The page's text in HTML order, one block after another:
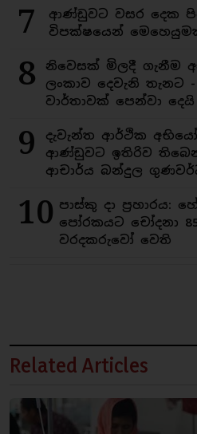
7
ආණ්ඩුවට වසර දෙක
විපක්ෂයෙන්
8
නිවෙසක් මිලදී ගැනීම
ලංකාව දෙවැනි තැනට -
වාර්තාවක් පෙන්වා දෙයි
9
දැවැන්ත ආර්ථික
ආණ්ඩුවට ඉතිරිව
ආචාර්ය බන්දුල
10 පාස්කු දා ප්‍රහාරය:
පෝරකයට චෝදනා
වරදකරුවෝ වෙති
Related Articles